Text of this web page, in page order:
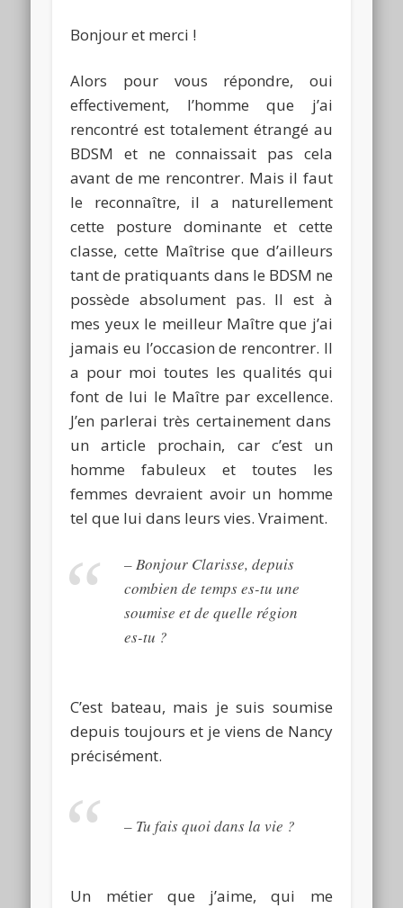
Bonjour et merci !
Alors pour vous répondre, oui
effectivement, l’homme que j’ai
rencontré est totalement étrangé au
BDSM et ne connaissait pas cela
avant de me rencontrer. Mais il faut
le reconnaître, il a naturellement
cette posture dominante et cette
classe, cette Maîtrise que d’ailleurs
tant de pratiquants dans le BDSM ne
possède absolument pas. Il est à
mes yeux le meilleur Maître que j’ai
jamais eu l’occasion de rencontrer. Il
a pour moi toutes les qualités qui
font de lui le Maître par excellence.
J’en parlerai très certainement dans
un article prochain, car c’est un
homme fabuleux et toutes les
femmes devraient avoir un homme
tel que lui dans leurs vies. Vraiment.
–Bonjour Clarisse, depuis
combien de temps es-tu une
soumise et de quelle région
es-tu ?
C’est bateau, mais je suis soumise
depuis toujours et je viens de Nancy
précisément.
– Tu fais quoi dans la vie ?
Un métier que j’aime, qui me